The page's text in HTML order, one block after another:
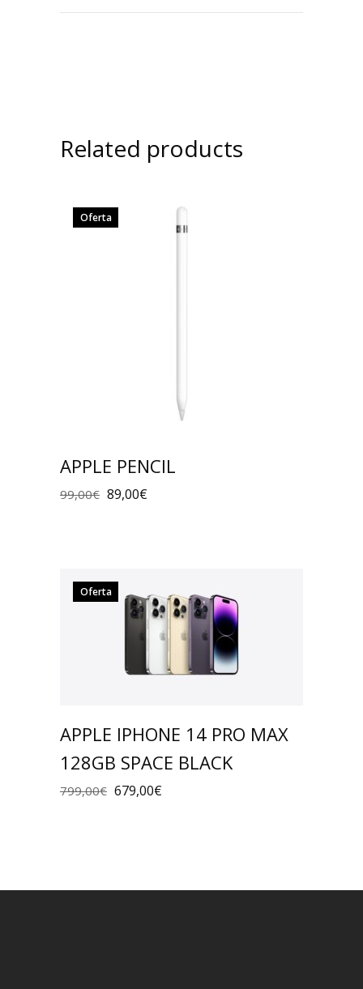
Related products
Oferta
APPLE PENCIL
99,00€ 89,00€
Oferta
APPLE IPHONE 14 PRO MAX
128GB SPACE BLACK
799,00€ 679,00€